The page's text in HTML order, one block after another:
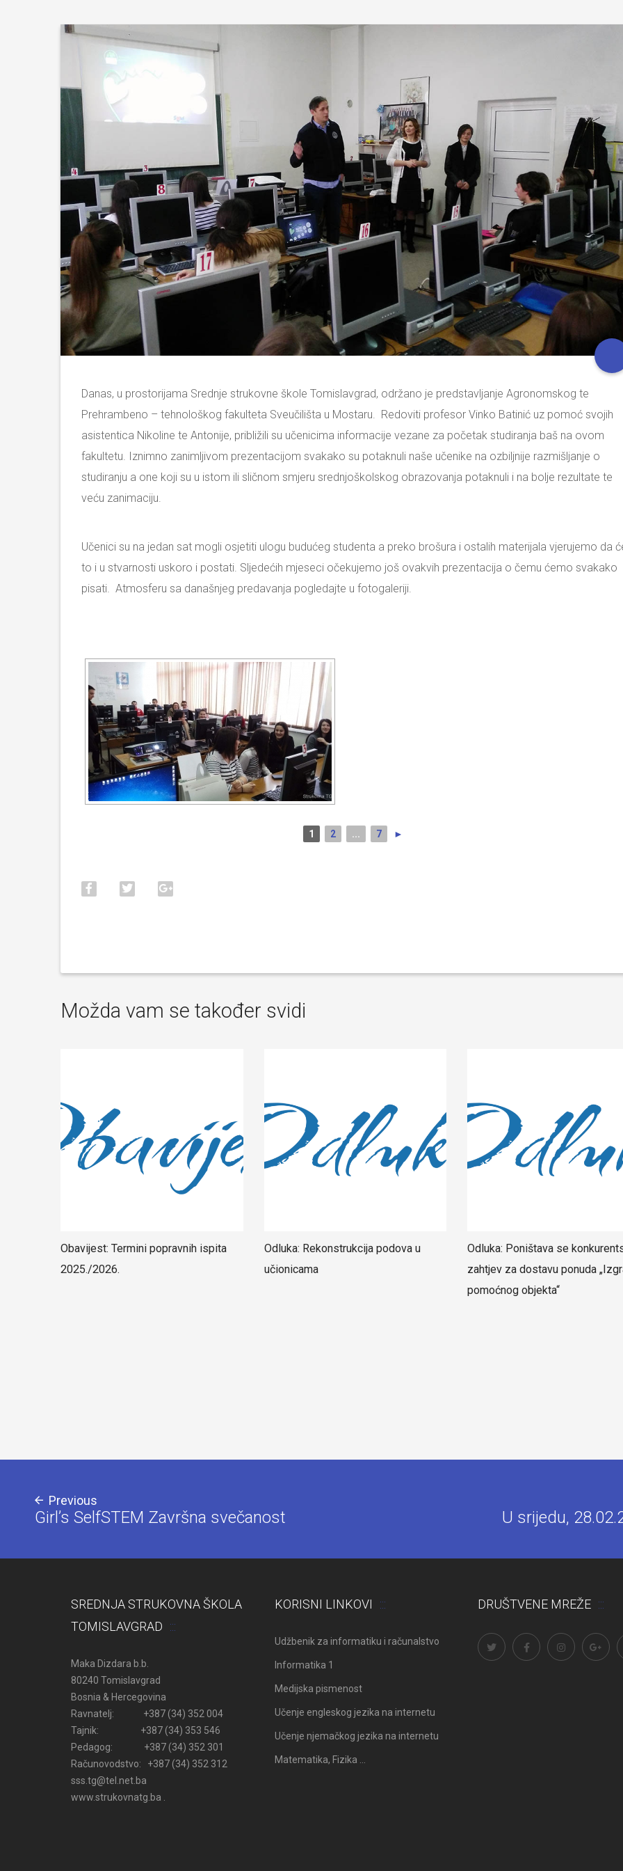
Danas, u prostorijama Srednje strukovne škole Tomislavgrad, održano je predstavljanje Agronomskog te
Prehrambeno – tehnološkog fakulteta Sveučilišta u Mostaru. Redoviti profesor Vinko Batinić uz pomoć svojih
asistentica Nikoline te Antonije, približili su učenicima informacije vezane za početak studiranja baš na ovom
fakultetu. Iznimno zanimljivom prezentacijom svakako su potaknuli naše učenike na ozbiljnije razmišljanje o
studiranju a one koji su u istom ili sličnom smjeru srednjoškolskog obrazovanja potaknuli i na bolje rezultate te
veću zanimaciju.
Učenici su na jedan sat mogli osjetiti ulogu budućeg studenta a preko brošura i ostalih materijala vjerujemo da
to i u stvarnosti uskoro i postati. Sljedećih mjeseci očekujemo još ovakvih prezentacija o čemu ćemo svakako
pisati. Atmosferu sa današnjeg predavanja pogledajte u fotogaleriji.
1 2 ... 7 ►
Možda vam se također svidi
Obavijest: Termini popravnih ispita
2025./2026.
Odluka: Rekonstrukcija podova u
učionicama
Odluka: Poništava se
zahtjev za dostavu ponuda
pomoćnog objekta“
Previous
Girl’s SelfSTEM Završna svečanost U srijedu,
Upis učenika u prve razrede u školskoj
2026./2027. godini
Obavijest: Termini popravnih ispita
2025./2026.
SREDNJA STRUKOVNA ŠKOLA
TOMISLAVGRAD
Maka Dizdara b.b.
80240 Tomislavgrad
Bosnia & Hercegovina
Ravnatelj: +387 (34) 352 004
Tajnik: +387 (34) 353 546
Pedagog: +387 (34) 352 301
Računovodstvo: +387 (34) 352 312
sss.tg@tel.net.ba
www.strukovnatg.ba .
KORISNI LINKOVI
Udžbenik za informatiku i računalstvo
Informatika 1
Medijska pismenost
Učenje engleskog jezika na internetu
Učenje njemačkog jezika na internetu
Matematika, Fizika …
DRUŠTVENE MREŽE
učionicama